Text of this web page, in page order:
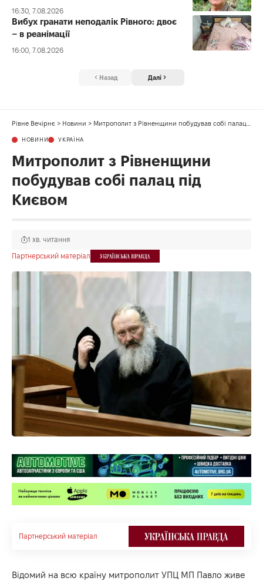
16:30, 7.08.2026
Вибух гранати неподалік Рівного: двоє
– в реанімації
16:00, 7.08.2026
Назад Далі
Рівне Вечірнє > Новини > Митрополит з Рівненщини побудував собі палац під Києвом
НОВИНИ УКРАЇНА
Митрополит з Рівненщини
побудував собі палац під
Києвом
Партнерський матеріал
1 хв. читання
Партнерський матеріал
Відомий на всю країну митрополит УПЦ МП Павло живе